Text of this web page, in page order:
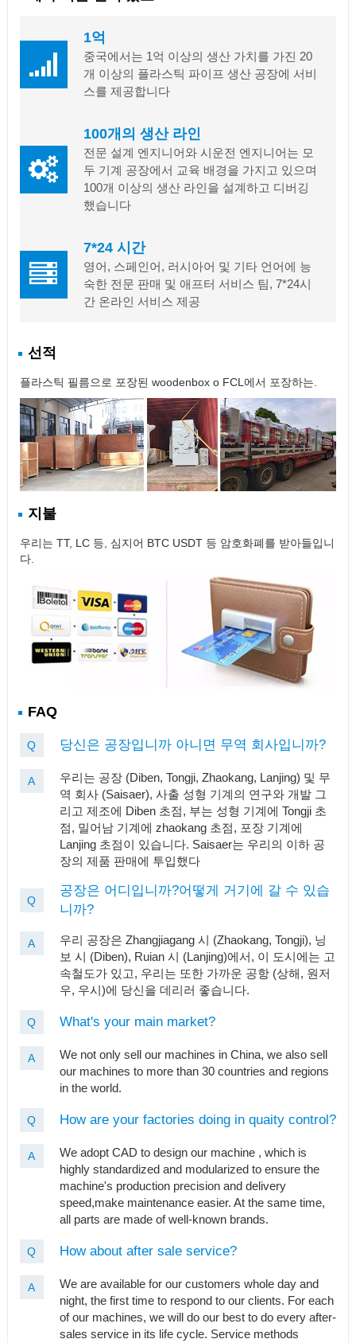
1억
중국에서는 1억 이상의 생산 가치를 가진 20
개 이상의 플라스틱 파이프 생산 공장에 서비
스를 제공합니다
100개의 생산 라인
전문 설계 엔지니어와 시운전 엔지니어는 모
두 기계 공장에서 교육 배경을 가지고 있으며
100개 이상의 생산 라인을 설계하고 디버깅
했습니다
7*24 시간
영어, 스페인어, 러시아어 및 기타 언어에 능
숙한 전문 판매 및 애프터 서비스 팀, 7*24시
간 온라인 서비스 제공
선적
플라스틱 필름으로 포장된 woodenbox o FCL에서 포장하는.
지불
우리는 TT, LC 등, 심지어 BTC USDT 등 암호화폐를 받아들입니
다.
FAQ
Q 당신은 공장입니까 아니면 무역 회사입니까?
A
우리는 공장 (Diben, Tongji, Zhaokang, Lanjing) 및 무
역 회사 (Saisaer), 사출 성형 기계의 연구와 개발 그
리고 제조에 Diben 초점, 부는 성형 기계에 Tongji 초
점, 밀어남 기계에 zhaokang 초점, 포장 기계에
Lanjing 초점이 있습니다. Saisaer는 우리의 이하 공
장의 제품 판매에 투입했다
Q
공장은 어디입니까?어떻게 거기에 갈 수 있습
니까?
A
우리 공장은 Zhangjiagang 시 (Zhaokang, Tongji), 닝
보 시 (Diben), Ruian 시 (Lanjing)에서, 이 도시에는 고
속철도가 있고, 우리는 또한 가까운 공항 (상해, 원저
우, 우시)에 당신을 데리러 좋습니다.
Q What's your main market?
A
We not only sell our machines in China, we also sell
our machines to more than 30 countries and regions
in the world.
Q How are your factories doing in quaity control?
A
We adopt CAD to design our machine , which is
highly standardized and modularized to ensure the
machine's production precision and delivery
speed,make maintenance easier. At the same time,
all parts are made of well-known brands.
Q How about after sale service?
A
We are available for our customers whole day and
night, the first time to respond to our clients. For each
of our machines, we will do our best to do every after-
sales service in its life cycle. Service methods